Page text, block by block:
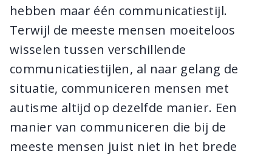
hebben maar één communicatiestijl.
Terwijl de meeste mensen moeiteloos
wisselen tussen verschillende
communicatiestijlen, al naar gelang de
situatie, communiceren mensen met
autisme altijd op dezelfde manier. Een
manier van communiceren die bij de
meeste mensen juist niet in het brede